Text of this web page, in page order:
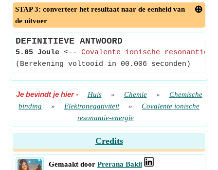
STAP 3: converteer het resultaat naar de eenheid van
de uitvoer
DEFINITIEVE ANTWOORD
5.05 Joule <-- Covalente ionische resonantie-
(Berekening voltooid in 00.006 seconden)
Je bevindt je hier- Huis » Chemie »
Chemische
binding
» Elektronegativiteit »
Covalente ionische
resonantie-energie
Credits
Gemaakt door Prerana Bakli